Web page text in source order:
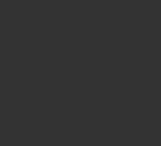
МИСТ ДЛЯ ВОЛОС И ТЕЛА